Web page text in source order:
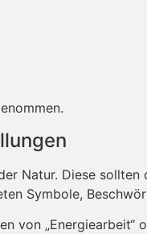
Natur. Diese
Symbole,
von „Energiearbeit“